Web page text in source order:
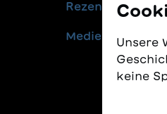
Rezensionen
Unsere
keine
Wir